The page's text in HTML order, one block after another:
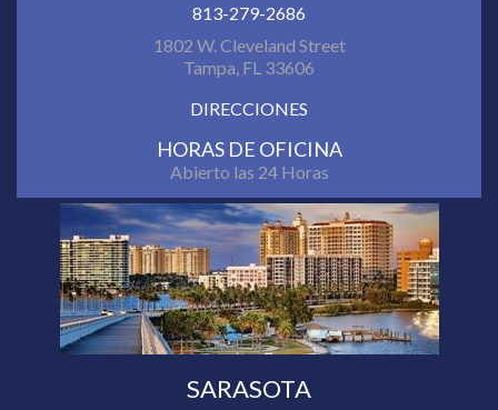
813-279-2686
1802 W. Cleveland Street
Tampa, FL 33606
DIRECCIONES
HORAS DE OFICINA
Abierto las 24 Horas
SARASOTA